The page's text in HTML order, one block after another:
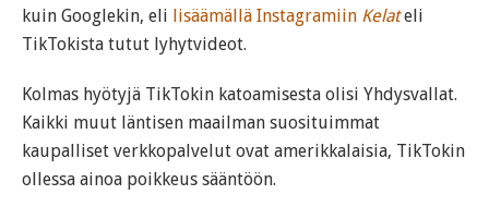
kuin Googlekin, eli lisäämällä Instagramiin Kelateli
TikTokista tutut lyhytvideot.
Kolmas hyötyjä TikTokin katoamisesta olisi Yhdysvallat.
Kaikki muut läntisen maailman suosituimmat
kaupalliset verkkopalvelut ovat amerikkalaisia, TikTokin
ollessa ainoa poikkeus sääntöön.